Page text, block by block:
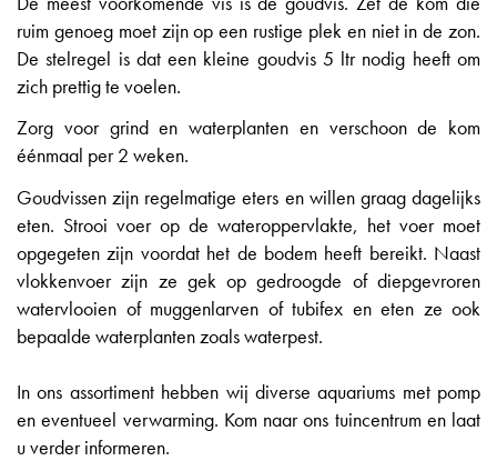
ruim genoeg moet zijn op een rustige plek en niet in de zon.
De stelregel is dat een kleine goudvis 5 ltr nodig heeft om
zich prettig te voelen.
Zorg voor grind en waterplanten en verschoon de kom
éénmaal per 2 weken.
Goudvissen zijn regelmatige eters en willen graag dagelijks
eten. Strooi voer op de wateroppervlakte, het voer moet
opgegeten zijn voordat het de bodem heeft bereikt. Naast
vlokkenvoer zijn ze gek op gedroogde of diepgevroren
watervlooien of muggenlarven of tubifex en eten ze ook
bepaalde waterplanten zoals waterpest.
In ons assortiment hebben wij diverse aquariums met pomp
en eventueel verwarming. Kom naar ons tuincentrum en laat
u verder informeren.